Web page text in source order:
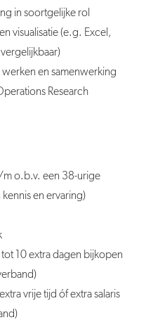
in soortgelijke rol
visualisatie (e.g. Excel,
en samenwerking
Research
o.b.v. een 38-urige
en ervaring)
10 extra dagen bijkopen
vrije tijd óf extra salaris